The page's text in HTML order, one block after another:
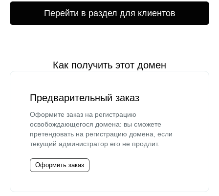
Перейти в раздел для клиентов
Как получить этот домен
Предварительный заказ
Оформите заказ на регистрацию
освобождающегося домена: вы сможете
претендовать на регистрацию домена, если
текущий администратор его не продлит.
Оформить заказ